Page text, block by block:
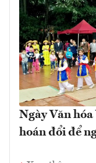
Ngày Văn
hoán đổi để